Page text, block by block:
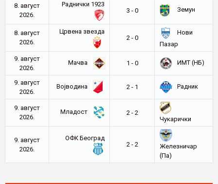
8. август
2026.
Раднички 1923
3 - 0
Земун
8. август
2026.
Црвена звезда
2 - 0
Нови
Пазар
9. август
2026.
Мачва 1 - 0 ИМТ (НБ)
9. август
2026.
Војводина 2 - 1 Радник
9. август
2026.
Младост
2 - 2
Чукарички
9. август
2026.
ОФК Београд
2 - 2
Железничар
(Па)